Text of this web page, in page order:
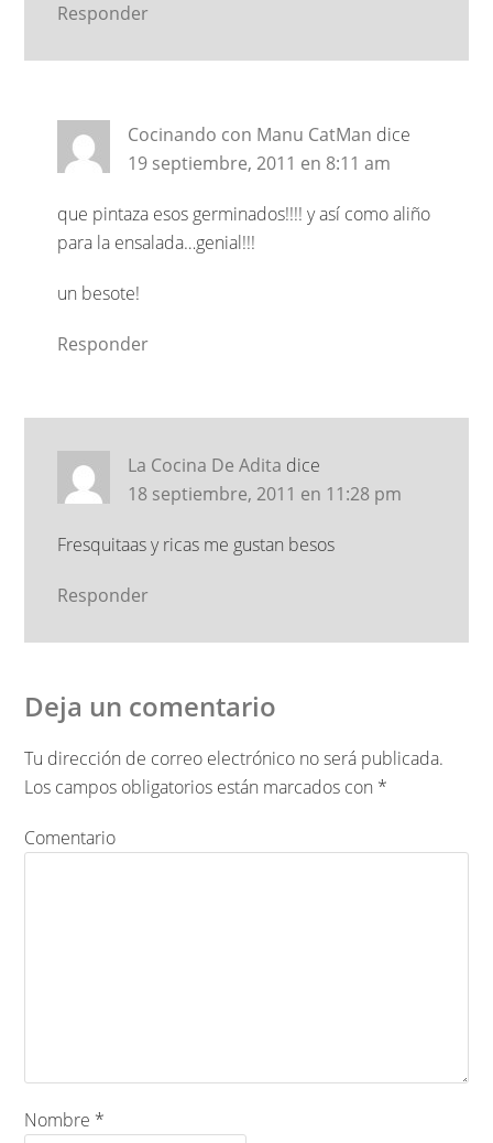
Responder
Cocinando con Manu CatMan dice
19 septiembre, 2011 en 8:11 am
que pintaza esos germinados!!!! y así como aliño
para la ensalada…genial!!!
un besote!
Responder
La Cocina De Adita dice
18 septiembre, 2011 en 11:28 pm
Fresquitaas y ricas me gustan besos
Responder
Deja un comentario
Tu dirección de correo electrónico no será publicada.
Los campos obligatorios están marcados con *
Comentario
Nombre *